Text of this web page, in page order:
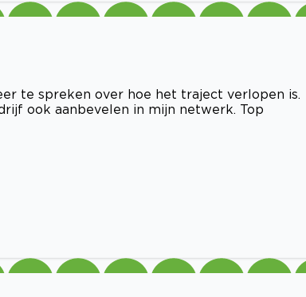
te spreken over hoe het traject verlopen is.
ook aanbevelen in mijn netwerk. Top